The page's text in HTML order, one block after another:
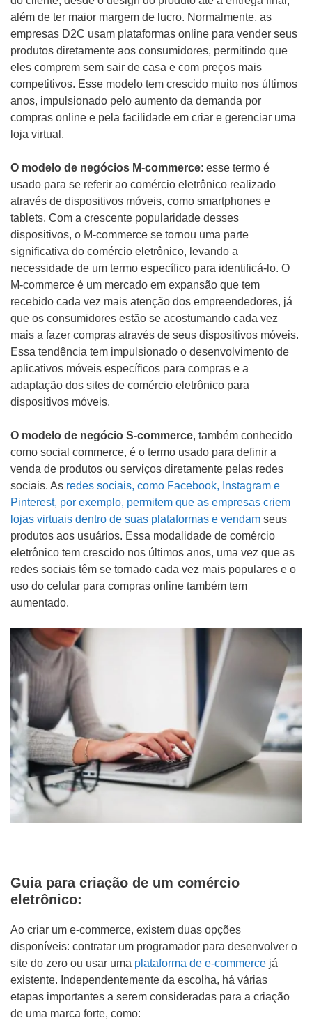
além de ter maior margem de lucro. Normalmente, as
empresas D2C usam plataformas online para vender seus
produtos diretamente aos consumidores, permitindo que
eles comprem sem sair de casa e com preços mais
competitivos. Esse modelo tem crescido muito nos últimos
anos, impulsionado pelo aumento da demanda por
compras online e pela facilidade em criar e gerenciar uma
loja virtual.
O modelo de negócios M-commerce: esse termo é
usado para se referir ao comércio eletrônico realizado
através de dispositivos móveis, como smartphones e
tablets. Com a crescente popularidade desses
dispositivos, o M-commerce se tornou uma parte
significativa do comércio eletrônico, levando a
necessidade de um termo específico para identificá-lo. O
M-commerce é um mercado em expansão que tem
recebido cada vez mais atenção dos empreendedores, já
que os consumidores estão se acostumando cada vez
mais a fazer compras através de seus dispositivos móveis.
Essa tendência tem impulsionado o desenvolvimento de
aplicativos móveis específicos para compras e a
adaptação dos sites de comércio eletrônico para
dispositivos móveis.
O modelo de negócio S-commerce, também conhecido
como social commerce, é o termo usado para definir a
venda de produtos ou serviços diretamente pelas redes
sociais. As redes sociais, como Facebook, Instagram e
Pinterest, por exemplo, permitem que as empresas criem
lojas virtuais dentro de suas plataformas e vendam seus
produtos aos usuários. Essa modalidade de comércio
eletrônico tem crescido nos últimos anos, uma vez que as
redes sociais têm se tornado cada vez mais populares e o
uso do celular para compras online também tem
aumentado.
Guia para criação de um comércio
eletrônico:
Ao criar um e-commerce, existem duas opções
disponíveis: contratar um programador para desenvolver o
site do zero ou usar uma plataforma de e-commerce já
existente. Independentemente da escolha, há várias
etapas importantes a serem consideradas para a criação
de uma marca forte, como: